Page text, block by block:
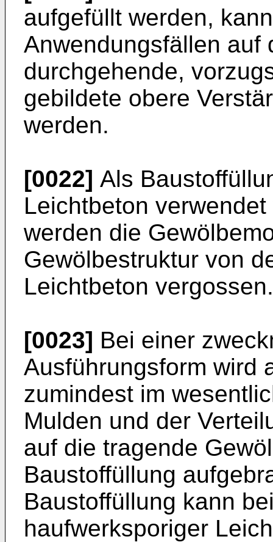
aufgefüllt werden,
Anwendungsfällen auf
durchgehende,
gebildete obere
werden.
[0022] Als
Leichtbeton
werden die
Gewölbestruktur von
Leichtbeton vergossen.
[0023] Bei einer
Ausführungsform wird
zumindest im
Mulden und der
auf die tragende
Baustoffüllung
Baustoffüllung kann
haufwerksporiger